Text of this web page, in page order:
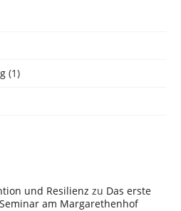
(1)
und Resilienz zu Das erste
am Margarethenhof